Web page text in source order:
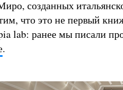
созданных
что это не первый
lab: ранее мы писали
.